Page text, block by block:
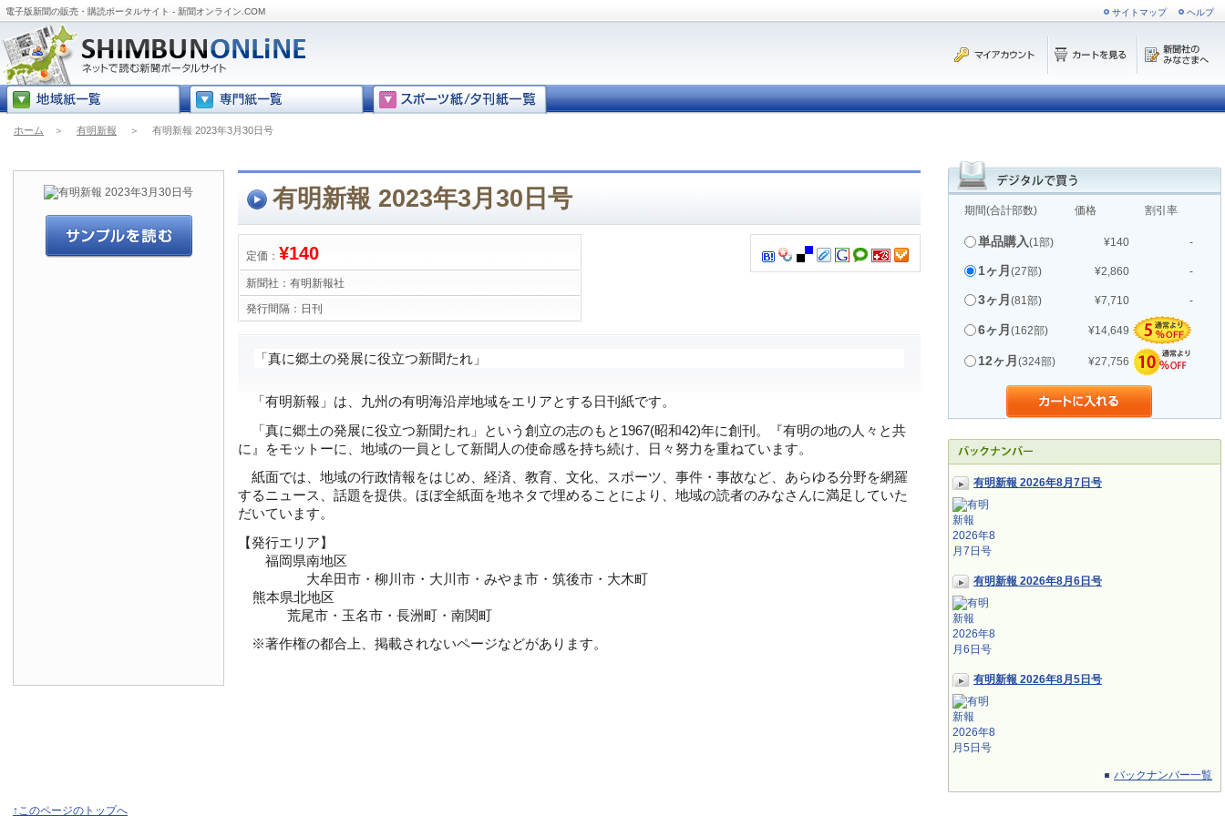
電子版新聞の販売・購読ポータルサイト - 新聞オンライン.COM サイトマップ ヘルプ
ホーム ＞ 有明新報 ＞ 有明新報 2023年3月30日号
期間(合計部数) 価格 割引率
単品購入(1部) ¥140 -
1ヶ月 (27部) ¥2,860 -
3ヶ月 (81部) ¥7,710 -
6ヶ月 (162部) ¥14,649
12ヶ月 (324部) ¥27,756
有明新報 2026年8月7日号
有明新報 2026年8月6日号
有明新報 2026年8月5日号
バックナンバー一覧
有明新報 2023年3月30日号
定価： ¥140
新聞社： 有明新報社
発行間隔： 日刊
「真に郷土の発展に役立つ新聞たれ」
「有明新報」は、九州の有明海沿岸地域をエリアとする日刊紙です。
「真に郷土の発展に役立つ新聞たれ」という創立の志のもと1967(昭和42)年に創刊。『有明の地の人々と共
に』をモットーに、地域の一員として新聞人の使命感を持ち続け、日々努力を重ねています。
紙面では、地域の行政情報をはじめ、経済、教育、文化、スポーツ、事件・事故など、あらゆる分野を網羅
するニュース、話題を提供。ほぼ全紙面を地ネタで埋めることにより、地域の読者のみなさんに満足していた
だいています。
【発行エリア】
福岡県南地区
大牟田市・柳川市・大川市・みやま市・筑後市・大木町
熊本県北地区
荒尾市・玉名市・長洲町・南関町
※著作権の都合上、掲載されないページなどがあります。
↑このページのトップへ